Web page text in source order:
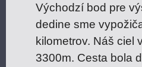
Východzí bod pre
dedine sme
kilometrov. Náš ciel
3300m. Cesta bola